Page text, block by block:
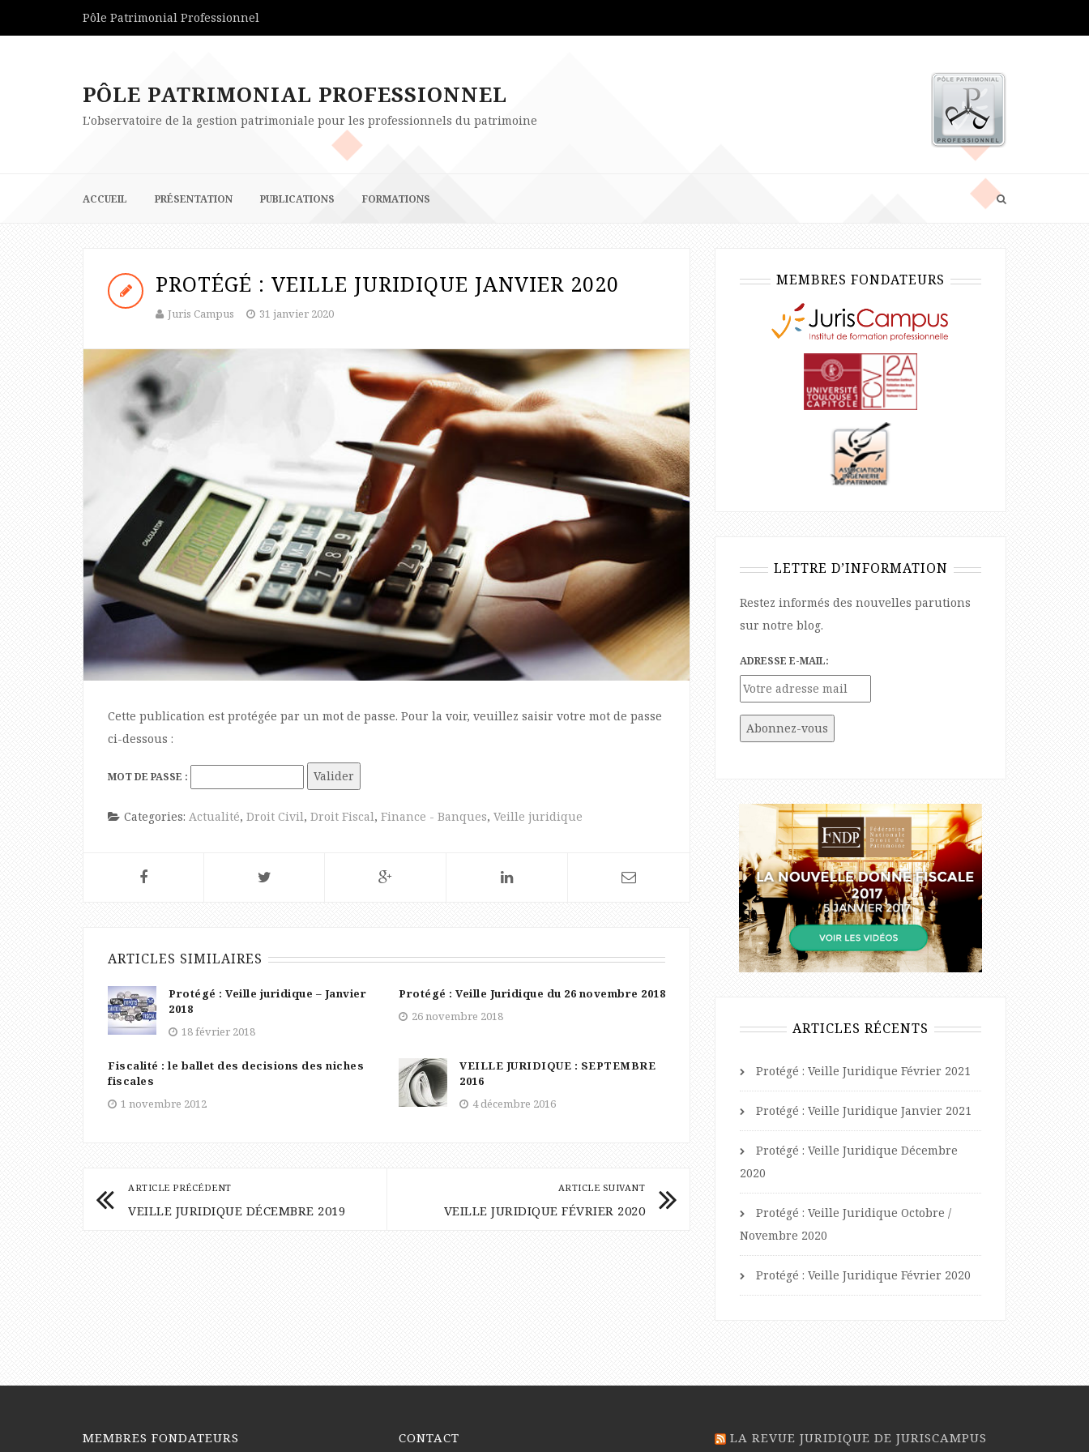
Pôle Patrimonial Professionnel
PÔLE PATRIMONIAL PROFESSIONNEL
L'observatoire de la gestion patrimoniale pour les professionnels du patrimoine
ACCUEIL PRÉSENTATION PUBLICATIONS FORMATIONS
PROTÉGÉ : VEILLE JURIDIQUE JANVIER 2020
Juris Campus 31 janvier 2020
Cette publication est protégée par un mot de passe. Pour la voir, veuillez saisir votre mot de passe
ci-dessous :
MOT DE PASSE :
Categories: Actualité, Droit Civil, Droit Fiscal, Finance - Banques, Veille juridique
ARTICLES SIMILAIRES
Protégé : Veille juridique – Janvier
2018
18 février 2018
Protégé : Veille Juridique du 26 novembre 2018
26 novembre 2018
Fiscalité : le ballet des decisions des niches
fiscales
1 novembre 2012
VEILLE JURIDIQUE : SEPTEMBRE
2016
4 décembre 2016
ARTICLE PRÉCÉDENT
VEILLE JURIDIQUE DÉCEMBRE 2019
ARTICLE SUIVANT
VEILLE JURIDIQUE FÉVRIER 2020
MEMBRES FONDATEURS
LETTRE D’INFORMATION
Restez informés des nouvelles parutions
sur notre blog.
ADRESSE E-MAIL:
ARTICLES RÉCENTS
Protégé : Veille Juridique Février 2021
Protégé : Veille Juridique Janvier 2021
Protégé : Veille Juridique Décembre
2020
Protégé : Veille Juridique Octobre /
Novembre 2020
Protégé : Veille Juridique Février 2020
MEMBRES FONDATEURS CONTACT LA REVUE JURIDIQUE DE JURISCAMPUS